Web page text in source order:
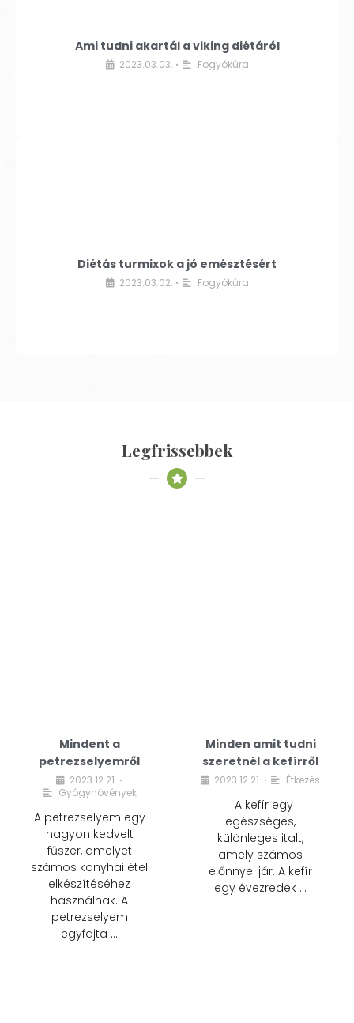
Ami tudni akartál a viking diétáról
2023.03.03. • Fogyókúra
Diétás turmixok a jó emésztésért
2023.03.02. • Fogyókúra
Legfrissebbek
Mindent a
petrezselyemről
2023.12.21. •
Gyógynövények
A petrezselyem egy
nagyon kedvelt
fűszer, amelyet
számos konyhai étel
elkészítéséhez
használnak. A
petrezselyem
egyfajta …
Minden amit tudni
szeretnél a kefírről
2023.12.21. • Étkezés
A kefír egy
egészséges,
különleges italt,
amely számos
előnnyel jár. A kefír
egy évezredek …